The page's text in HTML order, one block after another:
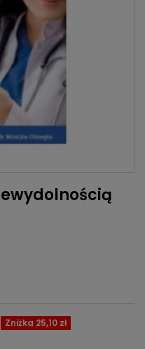
Zniżka 25,10 zł